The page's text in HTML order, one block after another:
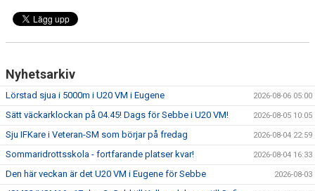
Nyhetsarkiv
Lörstad sjua i 5000m i U20 VM i Eugene 2026-08-06 05:00
Sätt väckarklockan på 04.45! Dags för Sebbe i U20 VM! 2026-08-05 10:05
Sju IFKare i Veteran-SM som börjar på fredag 2026-08-04 22:59
Sommaridrottsskola - fortfarande platser kvar! 2026-08-04 16:33
Den här veckan är det U20 VM i Eugene för Sebbe 2026-08-03